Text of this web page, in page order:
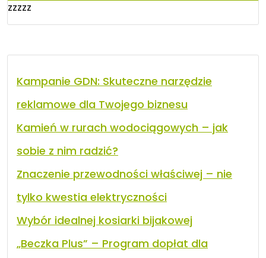
zzzzz
Kampanie GDN: Skuteczne narzędzie
reklamowe dla Twojego biznesu
Kamień w rurach wodociągowych – jak
sobie z nim radzić?
Znaczenie przewodności właściwej – nie
tylko kwestia elektryczności
Wybór idealnej kosiarki bijakowej
„Beczka Plus” – Program dopłat dla